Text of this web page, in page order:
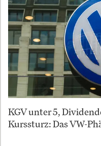
KGV unter 5,
Kurssturz: Das VW-